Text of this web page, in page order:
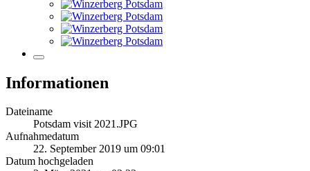
Informationen
Dateiname
Potsdam visit 2021.JPG
Aufnahmedatum
22. September 2019 um 09:01
Datum hochgeladen